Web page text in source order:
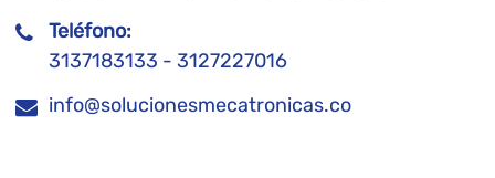
Teléfono:
3137183133 - 3127227016
info@solucionesmecatronicas.co